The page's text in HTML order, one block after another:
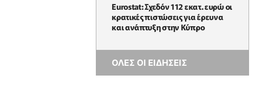
Eurostat: Σχεδόν 112 εκατ. ευρώ οι
κρατικές πιστώσεις για έρευνα
και ανάπτυξη στην Κύπρο
ΟΛΕΣ ΟΙ ΕΙΔΗΣΕΙΣ